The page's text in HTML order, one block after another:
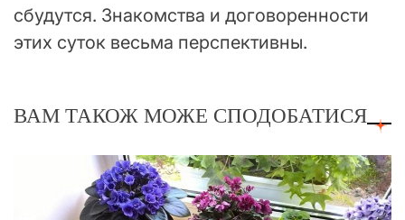
сбудутся. Знакомства и договоренности
этих суток весьма перспективны.
ВАМ ТАКОЖ МОЖЕ СПОДОБАТИСЯ